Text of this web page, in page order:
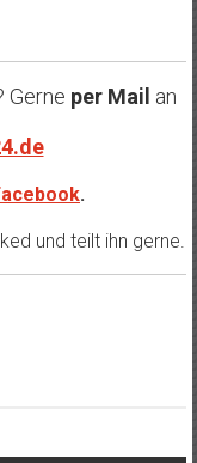
Gerne per Mail an
.
und teilt ihn gerne.